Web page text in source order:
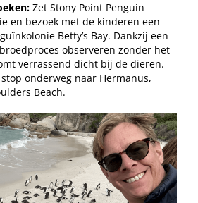
Zet Stony Point Penguin
en bezoek met de kinderen een
Betty’s Bay. Dankzij een
observeren zonder het
verrassend dicht bij de dieren.
onderweg naar Hermanus,
Beach.